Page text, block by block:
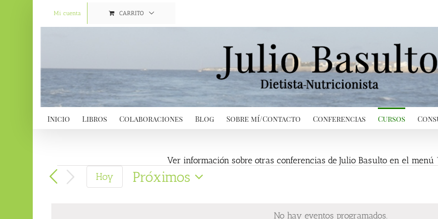
Mi cuenta CARRITO
Inicio Libros Colaboraciones Blog Sobre mí/Contacto Conferencias Cursos
Ver información sobre otras conferencias de Julio Basulto en el menú
Eventos
No hay eventos programados.
Hoy
Próximos